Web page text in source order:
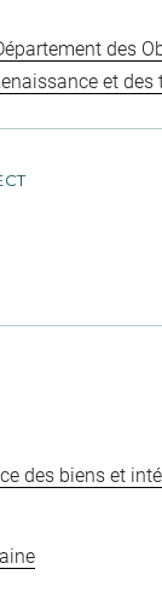
des
et
des biens et